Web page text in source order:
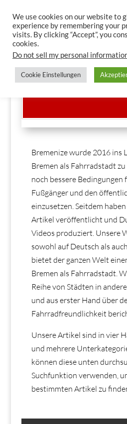
LATEST
Bremenize wurde 2016 ins
Bremen als Fahrradstadt
noch bessere Bedingungen
Fußgänger und den
einzusetzen. Seitdem
Artikel veröffentlicht und
Videos produziert. Unsere
sowohl auf Deutsch als
bietet der ganzen Welt
Bremen als Fahrradstadt.
Reihe von Städten in
und aus erster Hand über
Fahrradfreundlichkeit
Unsere Artikel sind in vier
und mehrere
können diese unten
Suchfunktion verwenden,
bestimmten Artikel zu
We use cookies on our website to
experience by remembering your
visits. By clicking “Accept”, you
cookies.
Do not sell my personal
Cookie Einstellungen